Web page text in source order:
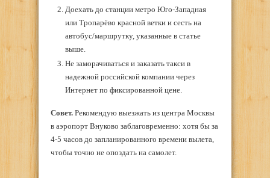
Доехать до станции метро Юго-Западная
или Тропарёво красной ветки и сесть на
автобус/маршрутку, указанные в статье
выше.
Не заморачиваться и заказать такси в
надежной российской компании через
Интернет по фиксированной цене.
Совет. Рекомендую выезжать из центра Москвы
в аэропорт Внуково заблаговременно: хотя бы за
4-5 часов до запланированного времени вылета,
чтобы точно не опоздать на самолет.